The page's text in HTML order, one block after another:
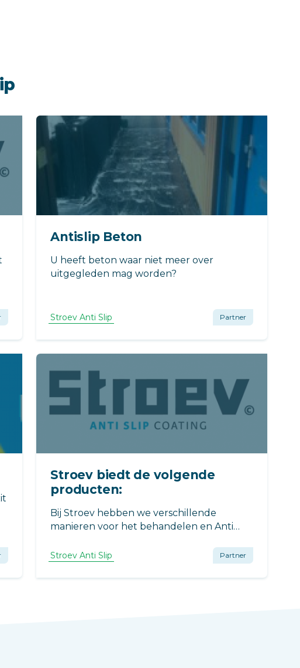
Antislip Beton
U heeft beton waar niet meer over
uitgegleden mag worden?
Stroev Anti Slip Partner
Stroev biedt de volgende
producten:
Bij Stroev hebben we verschillende
manieren voor het behandelen en Anti
Stroev Anti Slip Partner